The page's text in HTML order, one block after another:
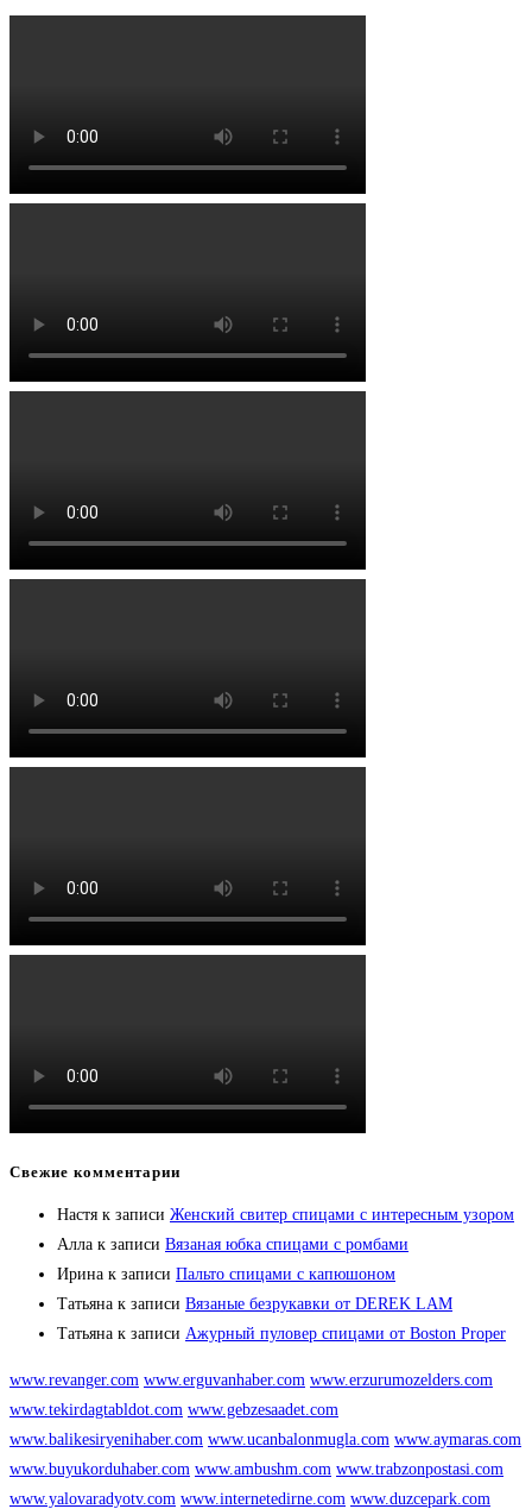
Свежие комментарии
Настя к записи Женский свитер спицами с интересным узором
Алла к записи Вязаная юбка спицами с ромбами
Ирина к записи Пальто спицами с капюшоном
Татьяна к записи Вязаные безрукавки от DEREK LAM
Татьяна к записи Ажурный пуловер спицами от Boston Proper
www.revanger.com www.erguvanhaber.com www.erzurumozelders.com
www.tekirdagtabldot.com www.gebzesaadet.com
www.balikesiryenihaber.com www.ucanbalonmugla.com www.aymaras.com
www.buyukorduhaber.com www.ambushm.com www.trabzonpostasi.com
www.yalovaradyotv.com www.internetedirne.com www.duzcepark.com